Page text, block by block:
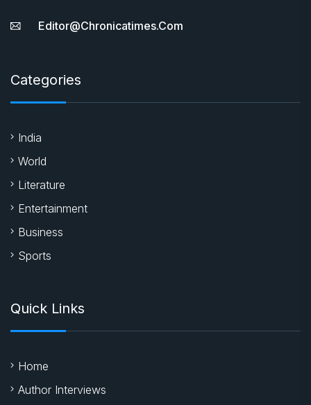
Editor@chronicatimes.com
Categories
India
World
Literature
Entertainment
Business
Sports
Quick Links
Home
Author Interviews